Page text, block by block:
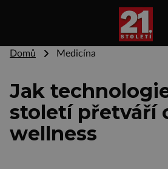
Domů Medicína
Jak
století přetváří
wellness